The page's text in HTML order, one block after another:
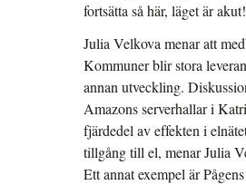
fortsätta så här, läget är akut!
Julia Velkova menar att
Kommuner blir stora
annan utveckling.
Amazons serverhallar i
fjärdedel av effekten i
tillgång till el, menar Julia
Ett annat exempel är